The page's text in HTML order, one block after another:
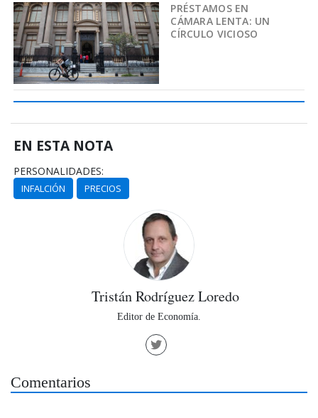
PRÉSTAMOS EN
CÁMARA LENTA: UN
CÍRCULO VICIOSO
EN ESTA NOTA
PERSONALIDADES:
INFALCIÓN PRECIOS
Tristán Rodríguez Loredo
Editor de Economía.
Comentarios